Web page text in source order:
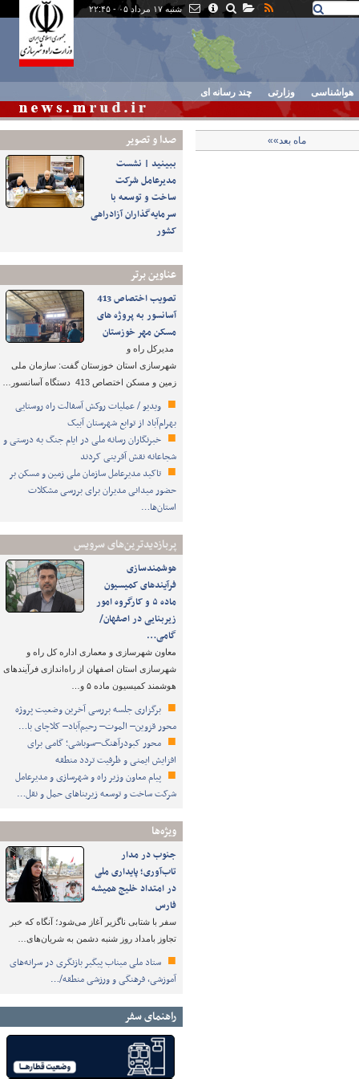
شنبه ۱۷ مرداد ۰۵ - ۲۲:۴۵
هواشناسی وزارتی چند رسانه ای
صدا و تصوير
ببینید | نشست
مدیرعامل شرکت
ساخت و توسعه با
سرمایه‌گذاران آزادراهی
کشور
عناوین برتر
تصویب اختصاص 413
آسانسور به پروژه های
مسکن مهر خوزستان
مدیرکل راه و
شهرسازی استان خوزستان گفت: سازمان ملی
زمین و مسکن اختصاص 413 دستگاه آسانسور…
ویدیو / عملیات روکش آسفالت راه روستایی
بهرام‌آباد از توابع شهرستان آبیک
خبرنگاران رسانه ملی در ایام جنگ به درستی و
شجاعانه نقش آفرینی کردند
تاکید مدیرعامل سازمان ملی زمین و مسکن بر
حضور میدانی مدیران برای بررسی مشکلات
استان‌ها…
پربازدیدترین‌های سرویس
هوشمندسازی
فرآیندهای کمیسیون
ماده ۵ و کارگروه امور
زیربنایی در اصفهان/
گامی…
معاون شهرسازی و معماری اداره کل راه و
شهرسازی استان اصفهان از راه‌اندازی فرآیندهای
هوشمند کمیسیون ماده ۵ و…
برگزاری جلسه بررسی آخرین وضعیت پروژه
محور قزوین– الموت– رحیم‌آباد– کلاچای با…
محور کبودرآهنگ–سوباشی؛ گامی برای
افزایش ایمنی و ظرفیت تردد منطقه
پیام معاون وزیر راه و شهرسازی و مدیرعامل
شرکت ساخت و توسعه زیربناهای حمل و نقل…
ویژه‌ها
جنوب در مدار
تاب‌آوری؛ پایداری ملی
در امتداد خلیج همیشه
فارس
سفر با شتابی ناگزیر آغاز می‌شود؛ آنگاه که خبر
تجاوز بامداد روز شنبه دشمن به شریان‌های…
ستاد ملی میناب پیگیر بازنگری در سرانه‌های
آموزشی، فرهنگی و ورزشی منطقه/…
راهنمای سفر
ماه بعد»»